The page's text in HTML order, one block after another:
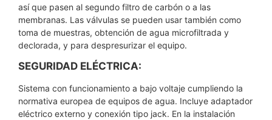
así que pasen al segundo filtro de carbón o a las
membranas. Las válvulas se pueden usar también como
toma de muestras, obtención de agua microfiltrada y
declorada, y para despresurizar el equipo.
SEGURIDAD ELÉCTRICA:
Sistema con funcionamiento a bajo voltaje cumpliendo la
normativa europea de equipos de agua. Incluye adaptador
eléctrico externo y conexión tipo jack. En la instalación